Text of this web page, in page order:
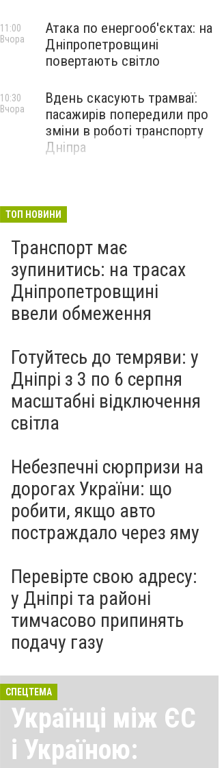
Атака по енергооб'єктах: на
Дніпропетровщині
повертають світло
11:00
Вчора
Вдень скасують трамваї:
пасажирів попередили про
зміни в роботі транспорту
Дніпра
10:30
Вчора
ТОП НОВИНИ
Транспорт має
зупинитись: на трасах
Дніпропетровщині
ввели обмеження
Готуйтесь до темряви: у
Дніпрі з 3 по 6 серпня
масштабні відключення
світла
Небезпечні сюрпризи на
дорогах України: що
робити, якщо авто
постраждало через яму
Перевірте свою адресу:
у Дніпрі та районі
тимчасово припинять
подачу газу
СПЕЦТЕМА
Українці між ЄС
і Україною: